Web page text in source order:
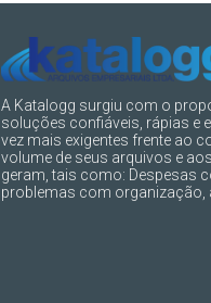
A Katalogg surgiu com o
soluções confiáveis, rápias e
vez mais exigentes frente ao
volume de seus arquivos e
geram, tais como: Despesas
problemas com organização,